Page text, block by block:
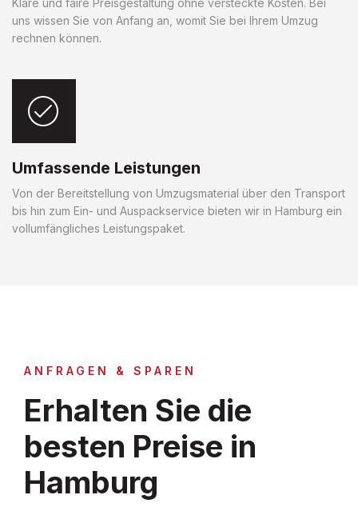
Klare und faire Preisgestaltung ohne versteckte Kosten. Bei
uns wissen Sie von Anfang an, womit Sie bei Ihrem Umzug
rechnen können.
Umfassende Leistungen
Von der Bereitstellung von Umzugsmaterial über den Transport
bis hin zum Ein- und Auspackservice bieten wir in Hamburg ein
vollumfängliches Leistungspaket.
ANFRAGEN & SPAREN
Erhalten Sie die
besten Preise in
Hamburg